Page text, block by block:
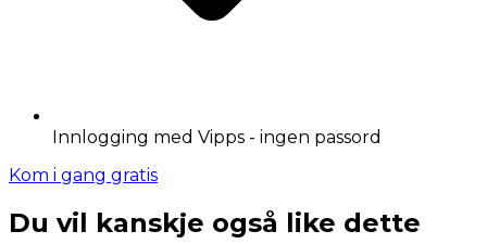
Innlogging med Vipps - ingen passord
Kom i gang gratis
Du vil kanskje også like dette